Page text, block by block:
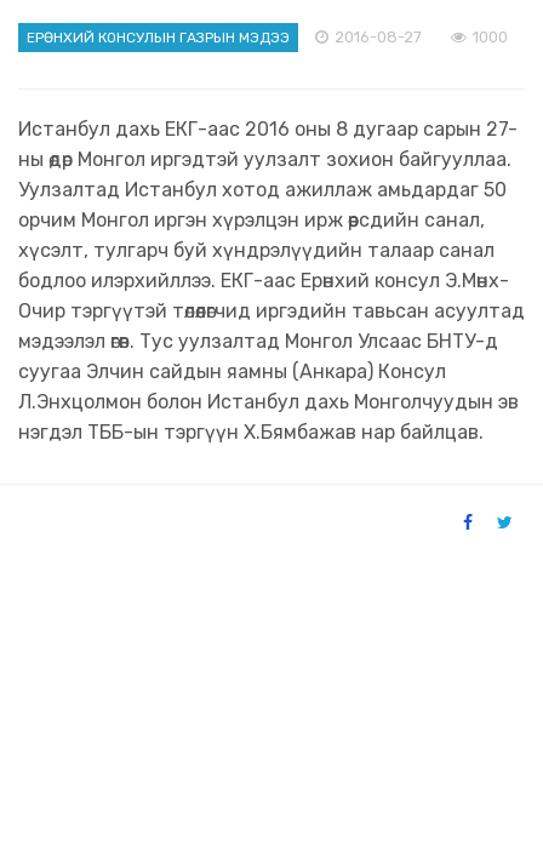
ЕРӨНХИЙ КОНСУЛЫН ГАЗРЫН МЭДЭЭ 2016-08-27 1000
Истанбул дахь ЕКГ-аас 2016 оны 8 дугаар сарын 27-
ны өдөр Монгол иргэдтэй уулзалт зохион байгууллаа.
Уулзалтад Истанбул хотод ажиллаж амьдардаг 50
орчим Монгол иргэн хүрэлцэн ирж өөрсдийн санал,
хүсэлт, тулгарч буй хүндрэлүүдийн талаар санал
бодлоо илэрхийллээ. ЕКГ-аас Ерөнхий консул Э.Мөнх-
Очир тэргүүтэй төлөөлөгчид иргэдийн тавьсан асуултад
мэдээлэл өгөв. Тус уулзалтад Монгол Улсаас БНТУ-д
суугаа Элчин сайдын яамны (Анкара) Консул
Л.Энхцолмон болон Истанбул дахь Монголчуудын эв
нэгдэл ТББ-ын тэргүүн Х.Бямбажав нар байлцав.